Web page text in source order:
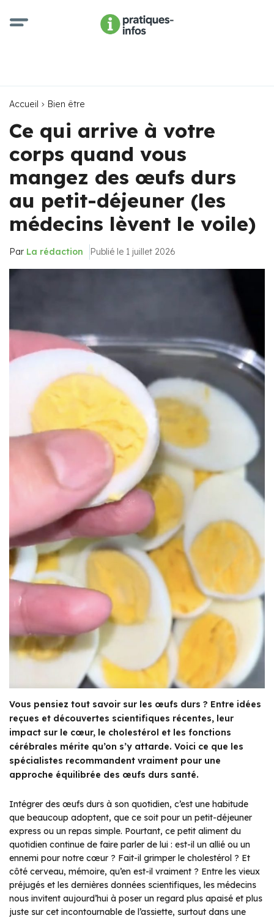
Accueil Bien être
Ce qui arrive à votre
corps quand vous
mangez des œufs durs
au petit-déjeuner (les
médecins lèvent le voile)
Par La rédaction Publié le 1 juillet 2026
Vous pensiez tout savoir sur les œufs durs ? Entre idées
reçues et découvertes scientifiques récentes, leur
impact sur le cœur, le cholestérol et les fonctions
cérébrales mérite qu’on s’y attarde. Voici ce que les
spécialistes recommandent vraiment pour une
approche équilibrée des œufs durs santé.
Intégrer des œufs durs à son quotidien, c’est une habitude
que beaucoup adoptent, que ce soit pour un petit-déjeuner
express ou un repas simple. Pourtant, ce petit aliment du
quotidien continue de faire parler de lui : est-il un allié ou un
ennemi pour notre cœur ? Fait-il grimper le cholestérol ? Et
côté cerveau, mémoire, qu’en est-il vraiment ? Entre les vieux
préjugés et les dernières données scientifiques, les médecins
nous invitent aujourd’hui à poser un regard plus apaisé et plus
juste sur cet incontournable de l’assiette, surtout dans une